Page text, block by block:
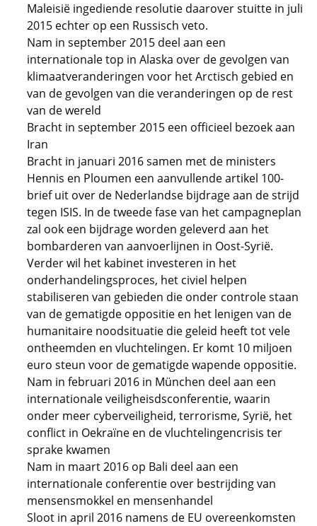
Maleisië ingediende resolutie daarover stuitte in juli
2015 echter op een Russisch veto.
Nam in september 2015 deel aan een
internationale top in Alaska over de gevolgen van
klimaatveranderingen voor het Arctisch gebied en
van de gevolgen van die veranderingen op de rest
van de wereld
Bracht in september 2015 een officieel bezoek aan
Iran
Bracht in januari 2016 samen met de ministers
Hennis en Ploumen een aanvullende artikel 100-
brief uit over de Nederlandse bijdrage aan de strijd
tegen ISIS. In de tweede fase van het campagneplan
zal ook een bijdrage worden geleverd aan het
bombarderen van aanvoerlijnen in Oost-Syrië.
Verder wil het kabinet investeren in het
onderhandelingsproces, het civiel helpen
stabiliseren van gebieden die onder controle staan
van de gematigde oppositie en het lenigen van de
humanitaire noodsituatie die geleid heeft tot vele
ontheemden en vluchtelingen. Er komt 10 miljoen
euro steun voor de gematigde wapende oppositie.
Nam in februari 2016 in München deel aan een
internationale veiligheisdsconferentie, waarin
onder meer cyberveiligheid, terrorisme, Syrië, het
conflict in Oekraïne en de vluchtelingencrisis ter
sprake kwamen
Nam in maart 2016 op Bali deel aan een
internationale conferentie over bestrijding van
mensensmokkel en mensenhandel
Sloot in april 2016 namens de EU overeenkomsten